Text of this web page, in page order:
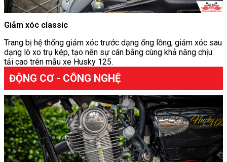
Giảm xóc classic
Trang bị hệ thống giảm xóc trước dạng ống lồng, giảm xóc sau
dạng lò xo trụ kép, tạo nên sự cân bằng cùng khả năng chịu
tải cao trên mẫu xe Husky 125.
ĐỘNG CƠ - CÔNG NGHỆ